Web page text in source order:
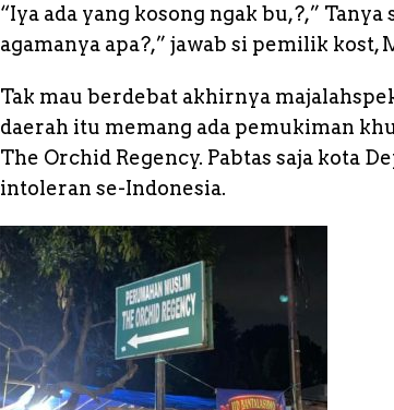
“Iya ada yang kosong ngak bu,?,”
agamanya apa?,” jawab si pemilik kost,
Tak mau berdebat akhirnya
daerah itu memang ada pemukiman
The Orchid Regency. Pabtas saja kota
intoleran se-Indonesia.